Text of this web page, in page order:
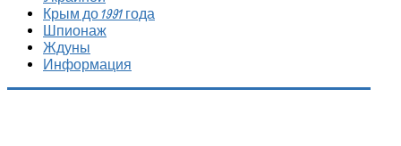
Крым до 1991 года
Шпионаж
Ждуны
Информация